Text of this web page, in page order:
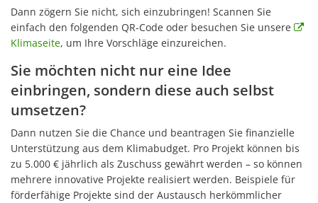
Dann zögern Sie nicht, sich einzubringen! Scannen Sie
einfach den folgenden QR-Code oder besuchen Sie unsere
Klimaseite, um Ihre Vorschläge einzureichen.
Sie möchten nicht nur eine Idee
einbringen, sondern diese auch selbst
umsetzen?
Dann nutzen Sie die Chance und beantragen Sie finanzielle
Unterstützung aus dem Klimabudget. Pro Projekt können bis
zu 5.000 € jährlich als Zuschuss gewährt werden – so können
mehrere innovative Projekte realisiert werden. Beispiele für
förderfähige Projekte sind der Austausch herkömmlicher